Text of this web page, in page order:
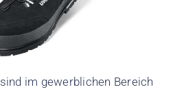
sind im gewerblichen Bereich